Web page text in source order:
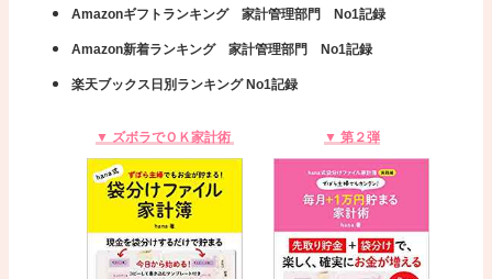
Amazonギフトランキング 家計管理部門 No1記録
Amazon新着ランキング 家計管理部門 No1記録
楽天ブックス日別ランキング No1記録
▼ ズボラでＯＫ家計術 ▼ 第２弾